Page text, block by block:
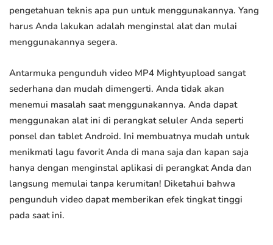
pengetahuan teknis apa pun untuk menggunakannya. Yang
harus Anda lakukan adalah menginstal alat dan mulai
menggunakannya segera.
Antarmuka pengunduh video MP4 Mightyupload sangat
sederhana dan mudah dimengerti. Anda tidak akan
menemui masalah saat menggunakannya. Anda dapat
menggunakan alat ini di perangkat seluler Anda seperti
ponsel dan tablet Android. Ini membuatnya mudah untuk
menikmati lagu favorit Anda di mana saja dan kapan saja
hanya dengan menginstal aplikasi di perangkat Anda dan
langsung memulai tanpa kerumitan! Diketahui bahwa
pengunduh video dapat memberikan efek tingkat tinggi
pada saat ini.